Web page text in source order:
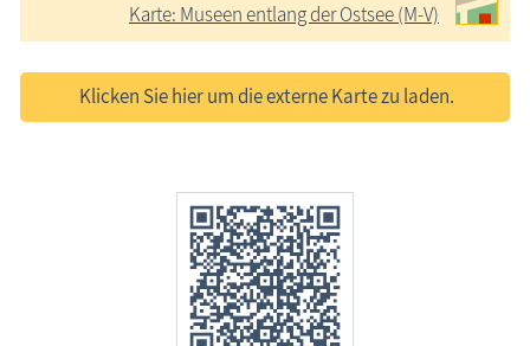
Karte: Museen entlang der Ostsee (M-V)
Klicken Sie hier um die externe Karte zu laden.